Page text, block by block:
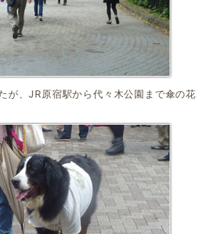
が、JR原宿駅から代々木公園まで傘の花